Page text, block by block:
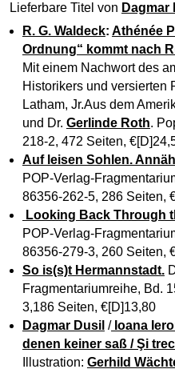
Lieferbare Titel von Dagmar
R. G. Waldeck: Athénée
Ordnung“ kommt nach
Mit einem Nachwort des
Historikers und versierten
Latham, Jr.Aus dem
und Dr. Gerlinde Roth.
218-2, 472 Seiten,
Auf leisen Sohlen.
POP-Verlag-
86356-262-5, 286 Seiten,
Looking Back Through
POP-Verlag-
86356-279-3, 260 Seiten,
So is(s)t Hermannstadt.
Fragmentariumreihe, Bd.
3,186 Seiten, €[D]13,80
Dagmar Dusil /Ioana
denen keiner saß / Şi
Illustration: Gerhild